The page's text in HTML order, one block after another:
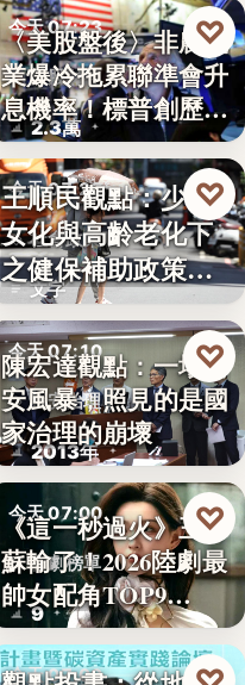
今天 07:23
美股財經
2.3萬
〈美股盤後〉非農就
業爆冷拖累聯準會升
息機率！標普創歷史
新…
♡
今天 07:20
社會政策
文字
王順民觀點：少子
女化與高齡老化下
之健保補助政策的
解構、重…
♡
今天 07:10
食安治理
2013年
陳宏達觀點：一場食
安風暴，照見的是國
家治理的崩壞
♡
今天 07:00
影劇榜單
9
《這一秒過火》王籽
蘇輸了！2026陸劇最
帥女配角TOP9…
♡
今天 07:00